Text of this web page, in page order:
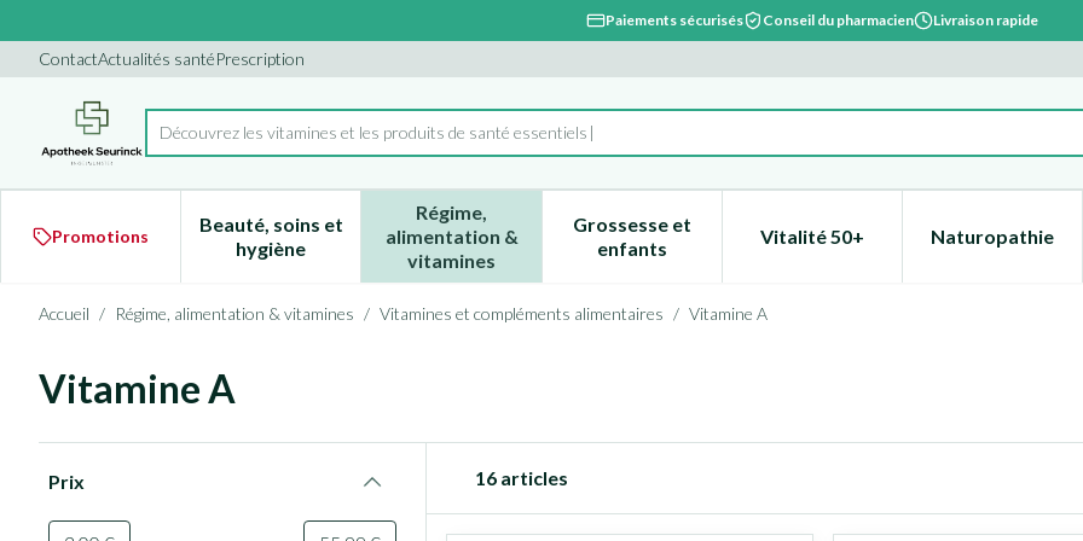
Paiements sécurisés Conseil du pharmacien Livraison rapide
ContactActualités santéPrescription
Rechercher
Découvrez les vitamines et les produits de santé essentiels
Promotions
Beauté, soins et
hygièneAfficher le sous-menu pour la catégorie Beauté, soins et hygiène
Régime,
alimentation &
vitamines
Afficher le sous-menu pour la catégorie Régime, alimentation &
Grossesse et
enfantsAfficher le sous-menu pour la catégorie
Vitalité 50+Afficher le sous-menu pour la
Naturopathie
Afficher
Accueil / Régime, alimentation & vitamines / Vitamines et compléments alimentaires / Vitamine A
Vitamine A
Prix
16 articles